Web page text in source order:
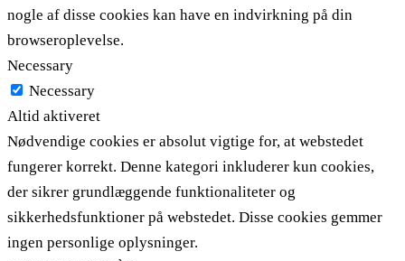
nogle af disse cookies kan have en indvirkning på din
browseroplevelse.
Necessary
Necessary
Altid aktiveret
Nødvendige cookies er absolut vigtige for, at webstedet
fungerer korrekt. Denne kategori inkluderer kun cookies,
der sikrer grundlæggende funktionaliteter og
sikkerhedsfunktioner på webstedet. Disse cookies gemmer
ingen personlige oplysninger.